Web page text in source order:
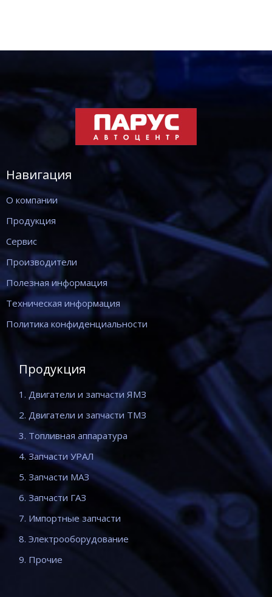
Навигация
О компании
Продукция
Сервис
Производители
Полезная информация
Техническая информация
Политика конфиденциальности
Продукция
1. Двигатели и запчасти ЯМЗ
2. Двигатели и запчасти ТМЗ
3. Топливная аппаратура
4. Запчасти УРАЛ
5. Запчасти МАЗ
6. Запчасти ГАЗ
7. Импортные запчасти
8. Электрооборудование
9. Прочие